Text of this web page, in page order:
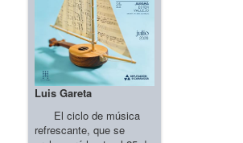
Luis Gareta
El ciclo de música
refrescante, que se